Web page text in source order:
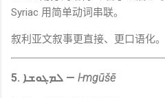
Syriac 用简单动词串联。
叙利亚文叙事更直接、更口语化。
5. ܠܡܓܘܫܐ — l-mgūšē